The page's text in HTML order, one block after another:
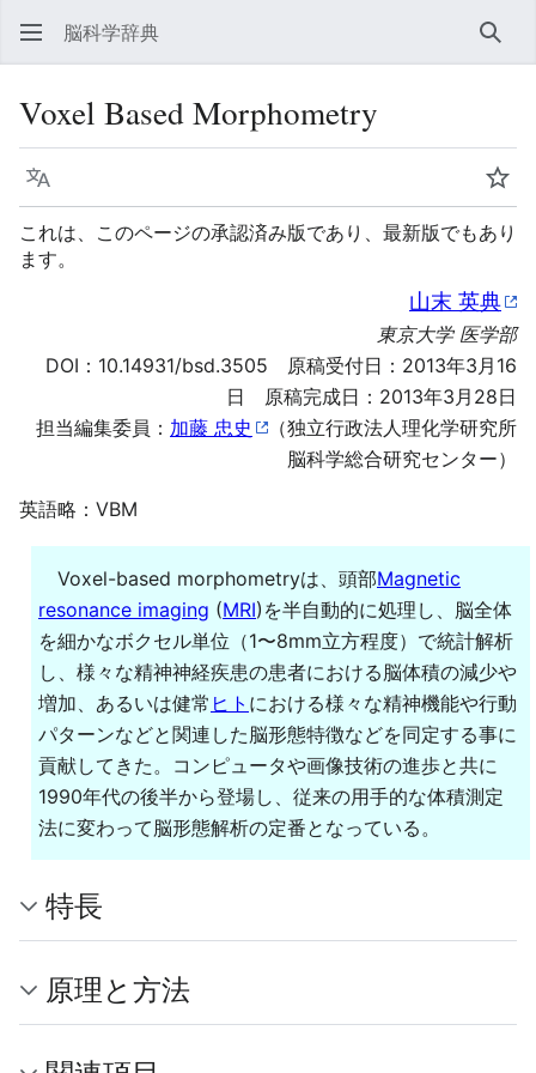
脳科学辞典 検索
Voxel Based Morphometry
言語
ウ
これは、このページの承認済み版であり、最新版でもあり
ます。
山末 英典
東京大学 医学部
DOI： 10.14931/bsd.3505 原稿受付日：2013年3月16
日 原稿完成日：2013年3月28日
担当編集委員： 加藤 忠史
（独立行政法人理化学研究所
脳科学総合研究センター）
英語略：VBM
Voxel-based morphometryは、頭部Magnetic
resonance imaging (MRI)を半自動的に処理し、脳全体
を細かなボクセル単位（1〜8mm立方程度）で統計解析
し、様々な精神神経疾患の患者における脳体積の減少や
増加、あるいは健常 ヒト における様々な精神機能や行動
パターンなどと関連した脳形態特徴などを同定する事に
貢献してきた。コンピュータや画像技術の進歩と共に
1990年代の後半から登場し、従来の用手的な体積測定
法に変わって脳形態解析の定番となっている。
特長
原理と方法